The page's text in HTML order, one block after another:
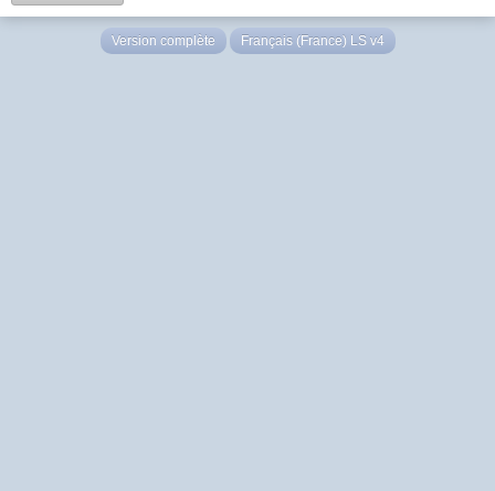
Version complète Français (France) LS v4